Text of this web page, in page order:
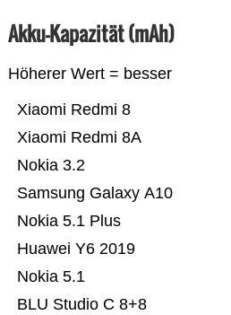
Akku-Kapazität (mAh)
Höherer Wert = besser
BLU Studio C 8+8
Nokia 5.1
Huawei Y6 2019
Nokia 5.1 Plus
Samsung Galaxy A10
Nokia 3.2
Xiaomi Redmi 8A
Xiaomi Redmi 8